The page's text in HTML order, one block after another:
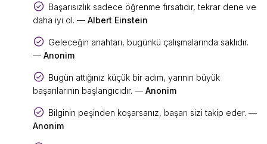
Başarısızlık sadece öğrenme fırsatıdır, tekrar dene ve
daha iyi ol. — Albert Einstein
Geleceğin anahtarı, bugünkü çalışmalarında saklıdır.
— Anonim
Bugün attığınız küçük bir adım, yarının büyük
başarılarının başlangıcıdır. — Anonim
Bilginin peşinden koşarsanız, başarı sizi takip eder. —
Anonim